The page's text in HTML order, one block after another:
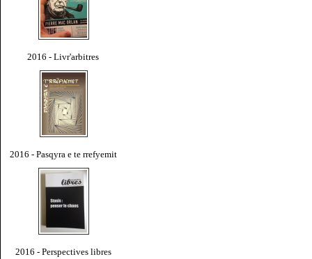
2016 - Livr'arbitres
2016 - Pasqyra e te rrefyemit
2016 - Perspectives libres